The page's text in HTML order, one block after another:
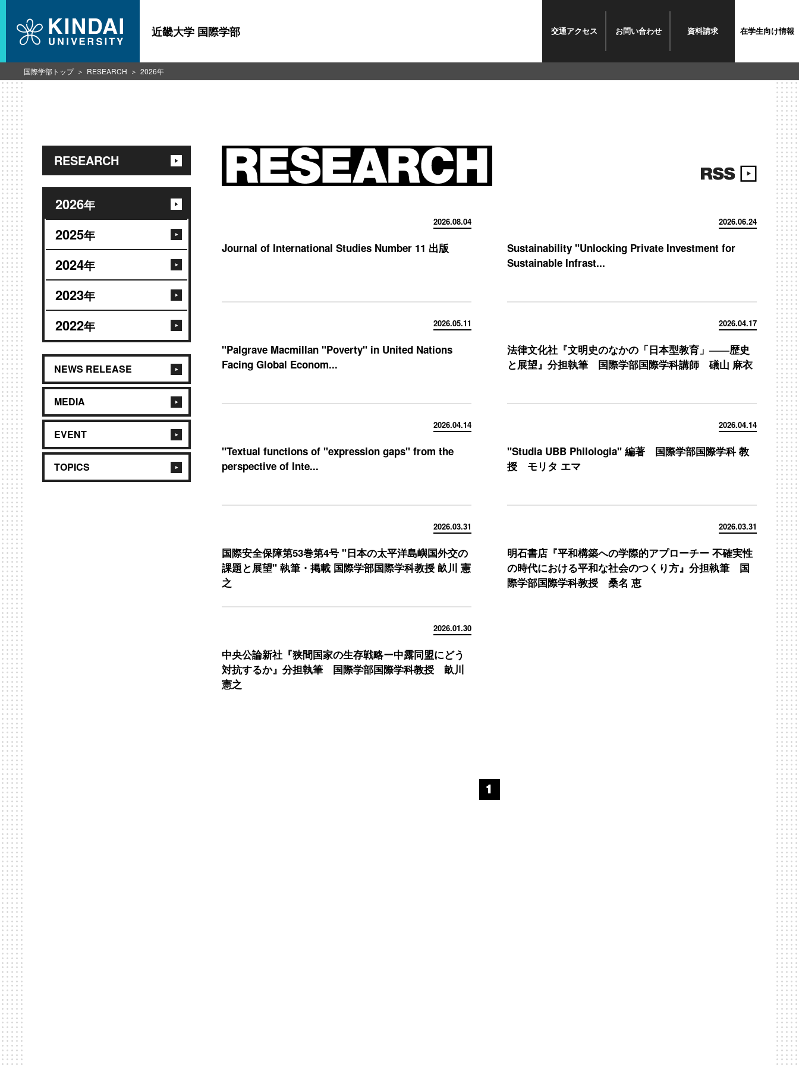
近畿大学 国際学部 交通アクセス お問い合わせ 資料請求 在学生向け情報
RESEARCH
2026年
2025年
2024年
2023年
2022年
NEWS RELEASE
MEDIA
EVENT
TOPICS
2026.08.04
Journal of International Studies Number 11 出版
2026.06.24
Sustainability "Unlocking Private Investment for
Sustainable Infrast...
2026.05.11
"Palgrave Macmillan "Poverty" in United Nations
Facing Global Econom...
2026.04.17
法律文化社『文明史のなかの「日本型教育」――歴史
と展望』分担執筆 国際学部国際学科講師 礒山 麻衣
2026.04.14
"Textual functions of "expression gaps" from the
perspective of Inte...
2026.04.14
"Studia UBB Philologia" 編著 国際学部国際学科 教
授 モリタ エマ
2026.03.31
国際安全保障第53巻第4号 "日本の太平洋島嶼国外交の
課題と展望" 執筆・掲載 国際学部国際学科教授 畝川 憲
之
2026.03.31
明石書店『平和構築への学際的アプローチー 不確実性
の時代における平和な社会のつくり方』分担執筆 国
際学部国際学科教授 桑名 恵
2026.01.30
中央公論新社『狭間国家の生存戦略ー中露同盟にどう
対抗するか』分担執筆 国際学部国際学科教授 畝川
憲之
1
国際学部トップ RESEARCH 2026年